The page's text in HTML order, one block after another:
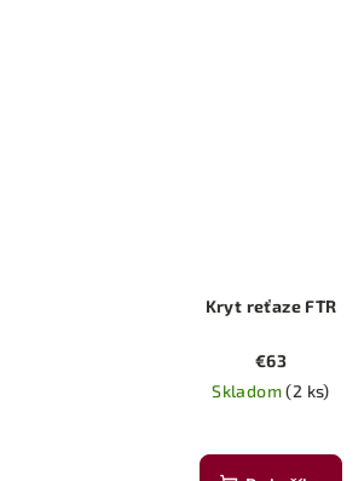
Kryt reťaze FTR
€63
Skladom(2 ks)